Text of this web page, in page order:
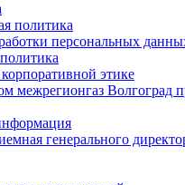
политика
персональных
этике
межрегионгаз Волгоград
генерального